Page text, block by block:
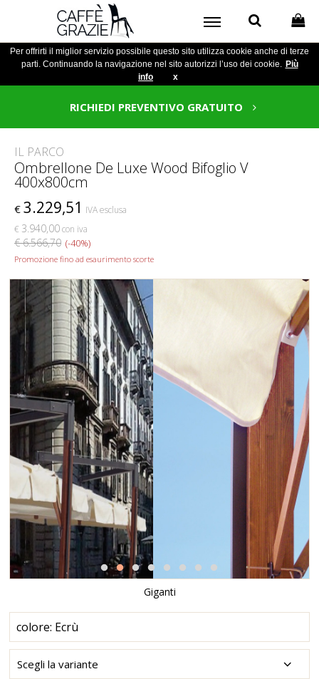
Per offrirti il miglior servizio possibile questo sito utilizza cookie anche di terze
parti. Continuando la navigazione nel sito autorizzi l’uso dei cookie. Più
info
x
RICHIEDI PREVENTIVO GRATUITO
IL PARCO
Ombrellone De Luxe Wood Bifoglio V
400x800cm
€ 3.229,51 IVA esclusa
€ 3.940,00con iva
€ 6.566,70 (-40%)
Promozione fino ad esaurimento scorte
Giganti
colore: Ecrù